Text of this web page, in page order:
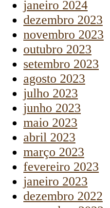
janeiro 2024
dezembro 2023
novembro 2023
outubro 2023
setembro 2023
agosto 2023
julho 2023
junho 2023
maio 2023
abril 2023
março 2023
fevereiro 2023
janeiro 2023
dezembro 2022